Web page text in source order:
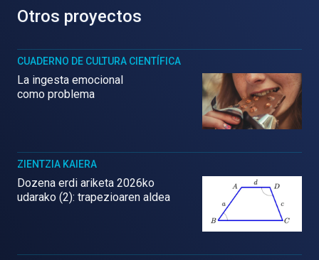
Otros proyectos
CUADERNO DE CULTURA CIENTÍFICA
La ingesta emocional
como problema
ZIENTZIA KAIERA
Dozena erdi ariketa 2026ko
udarako (2): trapezioaren aldea